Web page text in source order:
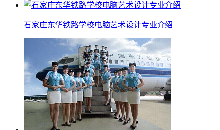
石家庄东华铁路学校电脑艺术设计专业介绍